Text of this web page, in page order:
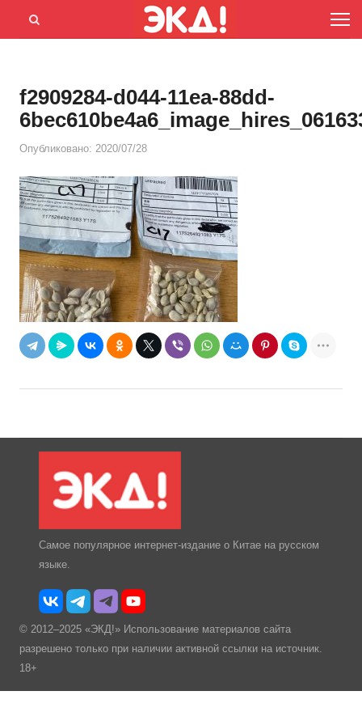
Menu
Открыть
f2909284-d044-11ea-88dd-
Опубликовано: 2020/07/28
Самое популярное интернет-издание о Китае на русском
языке.
© 2012–2025 «ЭКД!» Использование материалов сайта
разрешено только при наличии активной ссылки на источник.
18+